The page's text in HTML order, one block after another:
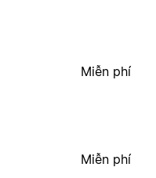
Miễn phí
Miễn phí